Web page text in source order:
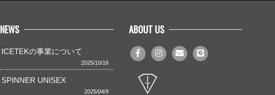
NEWS
ICETEKの事業について
2025/10/16
SPINNER UNISEX
2025/04/9
ABOUT US